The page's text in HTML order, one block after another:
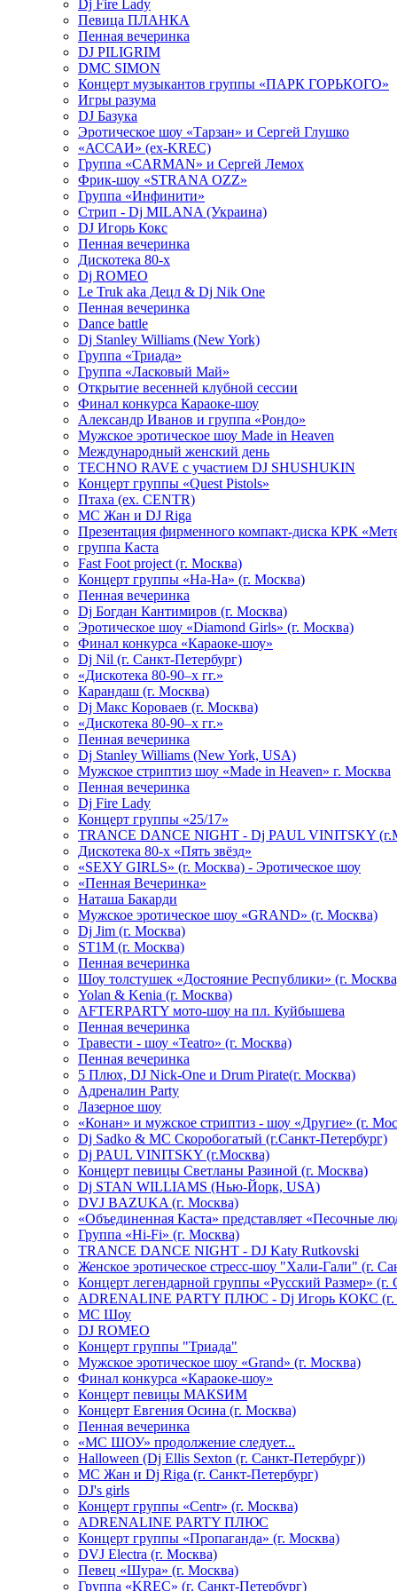
Dj Fire Lady
Певица ПЛАНКА
Пенная вечеринка
DJ PILIGRIM
DMC SIMON
Концерт музыкантов группы «ПАРК ГОРЬКОГО»
Игры разума
DJ Базука
Эротическое шоу «Тарзан» и Сергей Глушко
«АССАИ» (ex-KREC)
Группа «CARMAN» и Сергей Лемох
Фрик-шоу «STRANA OZZ»
Группа «Инфинити»
Стрип - Dj MILANA (Украина)
DJ Игорь Кокс
Пенная вечеринка
Дискотека 80-х
Dj ROMEO
Le Truk aka Децл & Dj Nik One
Пенная вечеринка
Dance battle
Dj Stanley Williams (New York)
Группа «Триада»
Группа «Ласковый Май»
Открытие весенней клубной сессии
Финал конкурса Караоке-шоу
Александр Иванов и группа «Рондо»
Мужское эротическое шоу Made in Heaven
Международный женский день
TECHNO RAVE с участием DJ SHUSHUKIN
Концерт группы «Quest Pistols»
Птаха (ex. CENTR)
МС Жан и DJ Riga
Презентация фирменного компакт-диска КРК
группа Каста
Fast Foot project (г. Москва)
Концерт группы «На-На» (г. Москва)
Пенная вечеринка
Dj Богдан Кантимиров (г. Москва)
Эротическое шоу «Diamond Girls» (г. Москва)
Финал конкурса «Караоке-шоу»
Dj Nil (г. Санкт-Петербург)
«Дискотека 80-90–х гг.»
Карандаш (г. Москва)
Dj Макс Короваев (г. Москва)
«Дискотека 80-90–х гг.»
Пенная вечеринка
Dj Stanley Williams (New York, USA)
Мужское стриптиз шоу «Made in Heaven» г. Москва
Пенная вечеринка
Dj Fire Lady
Концерт группы «25/17»
TRANCE DANCE NIGHT - Dj PAUL VINITSKY
Дискотека 80-х «Пять звёзд»
«SEXY GIRLS» (г. Москва) - Эротическое шоу
«Пенная Вечеринка»
Hаташа Бакарди
Мужское эротическое шоу «GRAND» (г. Москва)
Dj Jim (г. Москва)
ST1M (г. Москва)
Пенная вечеринка
Шоу толстушек «Достояние Республики» (г.
Yolan & Kenia (г. Москва)
AFTERPARTY мото-шоу на пл. Куйбышева
Пенная вечеринка
Травести - шоу «Teatro» (г. Москва)
Пенная вечеринка
5 Плюх, DJ Nick-One и Drum Pirate(г. Москва)
Адреналин Party
Лазерное шоу
«Конан» и мужское стриптиз - шоу «Другие» (г.
Dj Sadko & МС Скоробогатый (г.Санкт-Петербург)
Dj PAUL VINITSKY (г.Москва)
Концерт певицы Светланы Разиной (г. Москва)
Dj STAN WILLIAMS (Нью-Йорк, USA)
DVJ BAZUKA (г. Москва)
«Объединенная Каста» представляет «Песочные
Группа «Hi-Fi» (г. Москва)
TRANCE DANCE NIGHT - DJ Katy Rutkovski
Женское эротическое стресс-шоу "Хали-Гали" (г.
Концерт легендарной группы «Русский Размер» (г.
ADRENALINE PARTY ПЛЮС - Dj Игорь КОКС (г.
MC Шоу
DJ ROMEO
Концерт группы "Триада"
Мужское эротическое шоу «Grand» (г. Москва)
Финал конкурса «Караоке-шоу»
Концерт певицы МАКSИМ
Концерт Евгения Осина (г. Москва)
Пенная вечеринка
«МС ШОУ» продолжение следует...
Halloween (Dj Ellis Sexton (г. Санкт-Петербург))
МС Жан и Dj Riga (г. Санкт-Петербург)
DJ's girls
Концерт группы «Centr» (г. Москва)
ADRENALINE PARTY ПЛЮС
Концерт группы «Пропаганда» (г. Москва)
DVJ Electra (г. Москва)
Певец «Шура» (г. Москва)
Группа «KREC» (г. Санкт-Петербург)